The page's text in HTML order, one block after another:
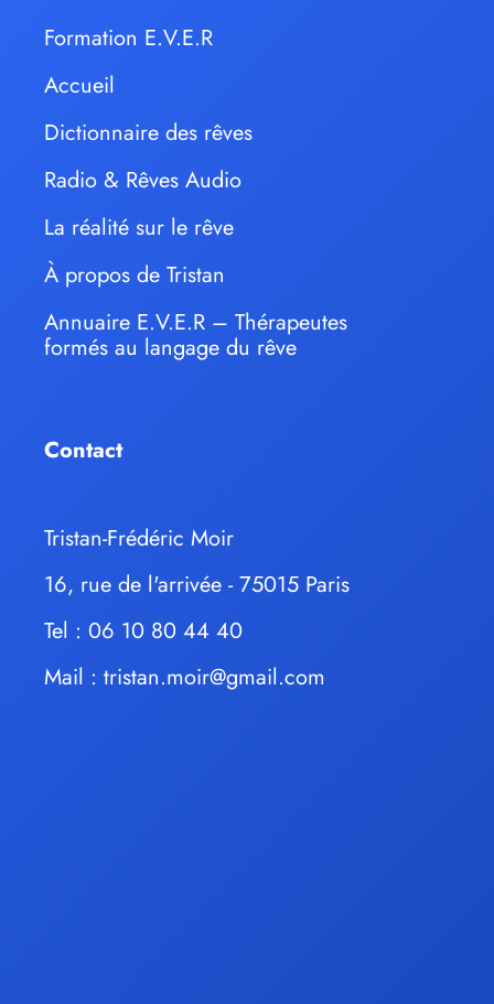
Formation E.V.E.R
Accueil
Dictionnaire des rêves
Radio & Rêves Audio
La réalité sur le rêve
À propos de Tristan
Annuaire E.V.E.R – Thérapeutes
formés au langage du rêve
Contact
Tristan-Frédéric Moir
16, rue de l'arrivée - 75015 Paris
Tel : 06 10 80 44 40
Mail : tristan.moir@gmail.com